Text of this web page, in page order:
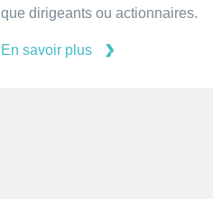
que dirigeants ou actionnaires.
En savoir plus